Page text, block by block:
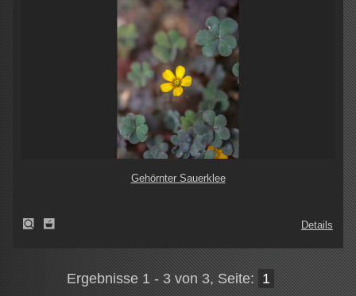
Gehörnter Sauerklee
Details
Ergebnisse 1 - 3 von 3, Seite: 1